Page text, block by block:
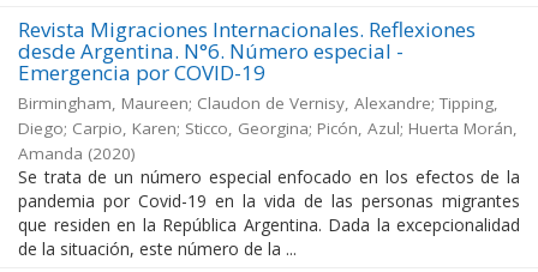
Revista Migraciones Internacionales. Reflexiones
desde Argentina. N°6. Número especial -
Emergencia por COVID-19
Birmingham, Maureen; Claudon de Vernisy, Alexandre; Tipping,
Diego; Carpio, Karen; Sticco, Georgina; Picón, Azul; Huerta Morán,
Amanda (2020)
Se trata de un número especial enfocado en los efectos de la
pandemia por Covid-19 en la vida de las personas migrantes
que residen en la República Argentina. Dada la excepcionalidad
de la situación, este número de la ...